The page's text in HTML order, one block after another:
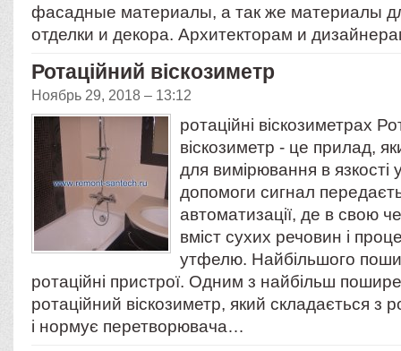
фасадные материалы, а так же материалы
отделки и декора. Архитекторам и
Ротаційний віскозиметр
Ноябрь 29, 2018 – 13:12
ротаційні віскозиметрах
віскозиметр - це прилад,
для вимірювання в
допомоги сигнал
автоматизації, де в свою
вміст сухих речовин і
утфелю. Найбільшого
ротаційні пристрої. Одним з найбільш
ротаційний віскозиметр, який складається з
і нормує перетворювача…